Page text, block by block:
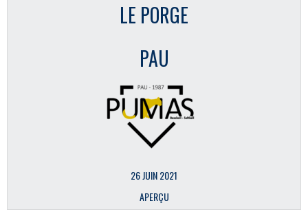
LE PORGE
PAU
26 JUIN 2021
APERÇU